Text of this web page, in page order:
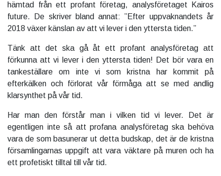
hämtad från ett profant företag, analysföretaget Kairos
future. De skriver bland annat: ”Efter uppvaknandets år
2018 växer känslan av att vi lever i den yttersta tiden.”
Tänk att det ska gå åt ett profant analysföretag att
förkunna att vi lever i den yttersta tiden! Det bör vara en
tankeställare om inte vi som kristna har kommit på
efterkälken och förlorat vår förmåga att se med andlig
klarsynthet på vår tid.
Har man den förstår man i vilken tid vi lever. Det är
egentligen inte så att profana analysföretag ska behöva
vara de som basunerar ut detta budskap, det är de kristna
församlingarnas uppgift att vara väktare på muren och ha
ett profetiskt tilltal till vår tid.